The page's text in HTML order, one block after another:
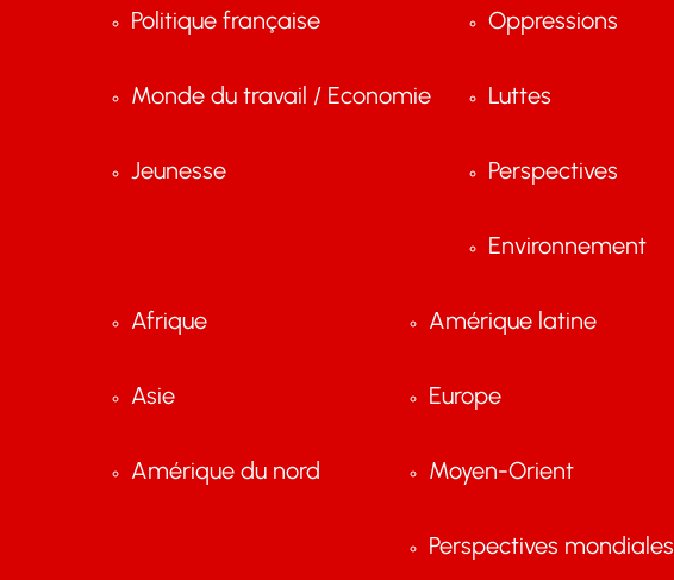
Politique française
Monde du travail / Economie
Jeunesse
Oppressions
Luttes
Perspectives
Environnement
Afrique
Asie
Amérique du nord
Amérique latine
Europe
Moyen-Orient
Perspectives mondiales